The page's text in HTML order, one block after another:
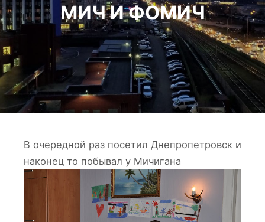
МИЧ И ФОМИЧ
В очередной раз посетил Днепропетровск и
наконец то побывал у Мичигана